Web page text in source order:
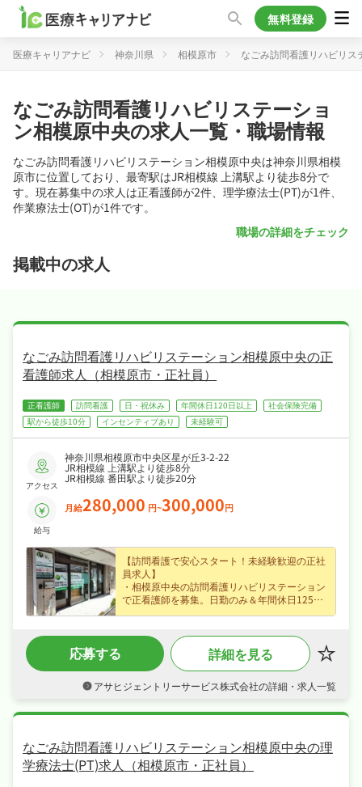
無料登録
医療キャリアナビ 神奈川県 相模原市 なごみ訪問看護リハビリス
なごみ訪問看護リハビリステーショ
ン相模原中央の求人一覧・職場情報
なごみ訪問看護リハビリステーション相模原中央は神奈川県相模
原市に位置しており、最寄駅はJR相模線 上溝駅より徒歩8分で
す。現在募集中の求人は正看護師が2件、理学療法士(PT)が1件、
作業療法士(OT)が1件です。
職場の詳細をチェック
掲載中の求人
なごみ訪問看護リハビリステーション相模原中央の正
看護師求人（相模原市・正社員）
正看護師 訪問看護 日・祝休み 年間休日120日以上
社会保険完備
駅から徒歩10分
インセンティブあり 未経験可
アクセス
神奈川県相模原市中央区星が丘3-2-22
JR相模線 上溝駅より徒歩8分
JR相模線 番田駅より徒歩20分
給与
月給280,000 円~300,000円
【訪問看護で安心スタート！未経験歓迎の正社
員求人】
・相模原中央の訪問看護リハビリステーション
で正看護師を募集。日勤のみ＆年間休日125日
支給。収入アップを目指せます！
・訪問看護未経験でも同行訪問でしっかりサポ
ート。書類は事務スタッフが対応し残業ほぼな
応募する 詳細を見る
アサヒジェントリーサービス株式会社の詳細・求人一覧
なごみ訪問看護リハビリステーション相模原中央の理
学療法士(PT)求人（相模原市・正社員）